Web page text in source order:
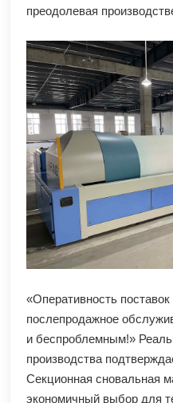
преодолевая
«Оперативность
послепродажное
и беспроблемным!»
производства
Секционная сновальная
экономичный выбор для